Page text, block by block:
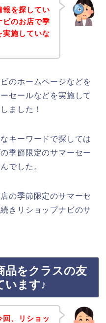
報を探してい
ビのお店で季
実施していな
のホームページなどを
セールなどを実施して
ました！
キーワードで探しては
季節限定のサマーセー
でした。
の季節限定のサマーセ
きリショップナビのサ
品をクラスの友
います♪
、リショッ